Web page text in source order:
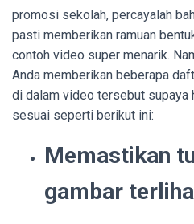
promosi sekolah, percayalah
pasti memberikan ramuan
contoh video super menarik.
Anda memberikan beberapa
di dalam video tersebut supaya
sesuai seperti berikut ini:
Memastikan
gambar